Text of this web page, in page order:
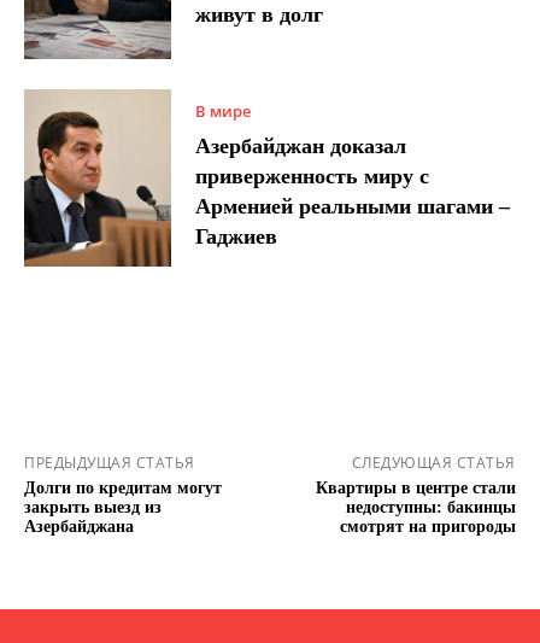
живут в долг
В мире
Азербайджан доказал
приверженность миру с
Арменией реальными шагами –
Гаджиев
ПРЕДЫДУЩАЯ СТАТЬЯ
Долги по кредитам могут
закрыть выезд из
Азербайджана
СЛЕДУЮЩАЯ СТАТЬЯ
Квартиры в центре стали
недоступны: бакинцы
смотрят на пригороды